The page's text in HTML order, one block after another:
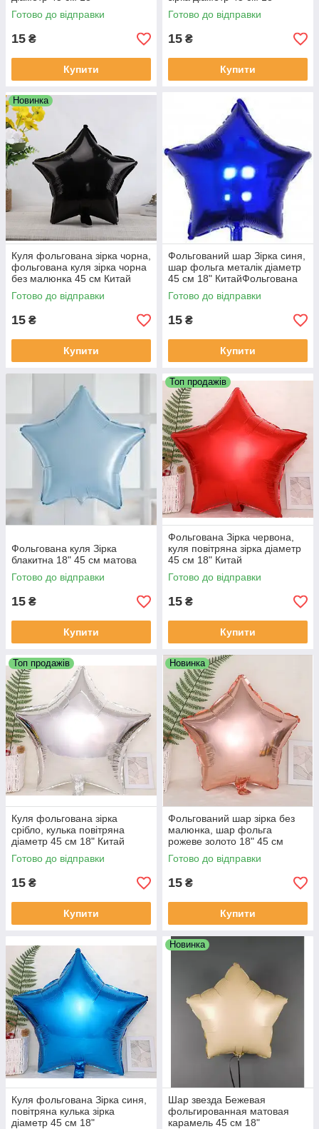
Готово до відправки
15 ₴
Купити
Готово до відправки
15 ₴
Купити
Новинка
Куля фольгована зірка чорна,
фольгована куля зірка чорна
без малюнка 45 см Китай
Готово до відправки
15 ₴
Купити
Фольгований шар Зірка синя,
шар фольга металік діаметр
45 см 18" КитайФольгована
Зірка синя 45 см Китай
Готово до відправки
15 ₴
Купити
Фольгована куля Зірка
блакитна 18" 45 см матова
Готово до відправки
15 ₴
Купити
Топ продажів
Фольгована Зірка червона,
куля повітряна зірка діаметр
45 см 18" Китай
Готово до відправки
15 ₴
Купити
Топ продажів
Куля фольгована зірка
срібло, кулька повітряна
діаметр 45 см 18" Китай
Готово до відправки
15 ₴
Купити
Новинка
Фольгований шар зірка без
малюнка, шар фольга
рожеве золото 18" 45 см
Китай
Готово до відправки
15 ₴
Купити
Куля фольгована Зірка синя,
повітряна кулька зірка
діаметр 45 см 18"
Новинка
Шар звезда Бежевая
фольгированная матовая
карамель 45 см 18"